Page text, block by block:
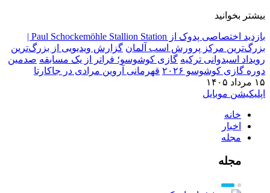
بیشتر بخوانید
بازدید اختصاصی پدوک از Paul Schockemöhle Stallion Station |
بزرگ‌ترین مرکز پرورش اسب آلمان گزارش ویدیویی از بزرگ‌ترین
رویداد اسبدوانی ترکیه گازی کوشوسو؛ فراتر از یک مسابقه صدمین
دوره گازی کوشوسو ۲۰۲۶
قهرمانی آروین مرادی در جاکارتا
۱۵ مرداد ۱۴۰۵
اپلیکیشن موبایل
خانه
اخبار
مجله
مجله